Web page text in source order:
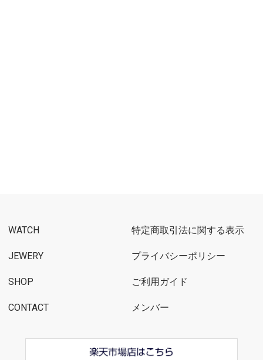
WATCH
JEWERY
SHOP
CONTACT
特定商取引法に関する表示
プライバシーポリシー
ご利用ガイド
メンバー